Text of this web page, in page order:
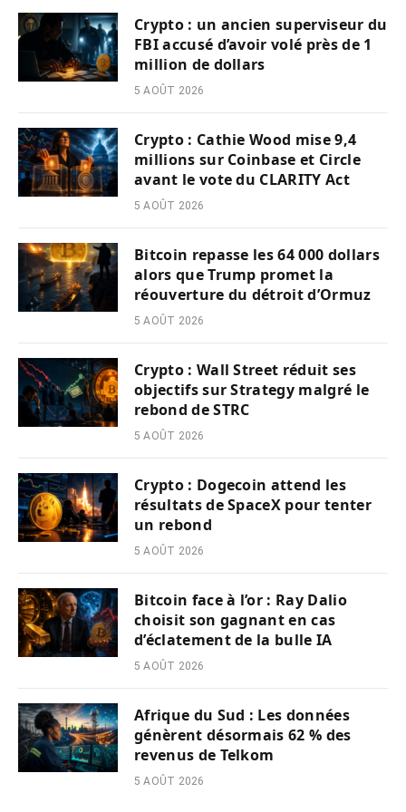
Crypto : un ancien superviseur du
FBI accusé d’avoir volé près de 1
million de dollars
5 AOÛT 2026
Crypto : Cathie Wood mise 9,4
millions sur Coinbase et Circle
avant le vote du CLARITY Act
5 AOÛT 2026
Bitcoin repasse les 64 000 dollars
alors que Trump promet la
réouverture du détroit d’Ormuz
5 AOÛT 2026
Crypto : Wall Street réduit ses
objectifs sur Strategy malgré le
rebond de STRC
5 AOÛT 2026
Crypto : Dogecoin attend les
résultats de SpaceX pour tenter
un rebond
5 AOÛT 2026
Bitcoin face à l’or : Ray Dalio
choisit son gagnant en cas
d’éclatement de la bulle IA
5 AOÛT 2026
Afrique du Sud : Les données
génèrent désormais 62 % des
revenus de Telkom
5 AOÛT 2026